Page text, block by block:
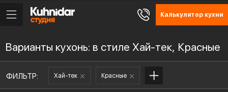
Калькулятор кухни
Варианты кухонь: в стиле Хай-тек, Красные
ФИЛЬТР: Хай-тек Красные